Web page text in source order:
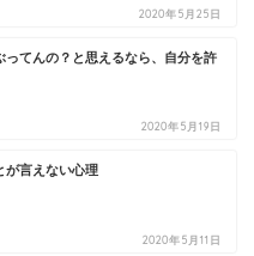
2020年5月25日
ってんの？と思えるなら、自分を許
2020年5月19日
が言えない心理
2020年5月11日